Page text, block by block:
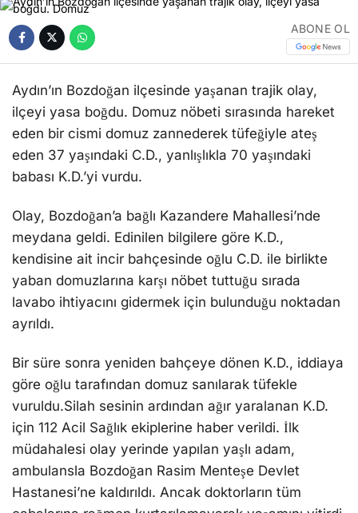
ABONE OL
Aydın’ın Bozdoğan ilçesinde yaşanan trajik olay,
ilçeyi yasa boğdu. Domuz nöbeti sırasında hareket
eden bir cismi domuz zannederek tüfeğiyle ateş
eden 37 yaşındaki C.D., yanlışlıkla 70 yaşındaki
babası K.D.’yi vurdu.
Olay, Bozdoğan’a bağlı Kazandere Mahallesi’nde
meydana geldi. Edinilen bilgilere göre K.D.,
kendisine ait incir bahçesinde oğlu C.D. ile birlikte
yaban domuzlarına karşı nöbet tuttuğu sırada
lavabo ihtiyacını gidermek için bulunduğu noktadan
ayrıldı.
Bir süre sonra yeniden bahçeye dönen K.D., iddiaya
göre oğlu tarafından domuz sanılarak tüfekle
vuruldu.Silah sesinin ardından ağır yaralanan K.D.
için 112 Acil Sağlık ekiplerine haber verildi. İlk
müdahalesi olay yerinde yapılan yaşlı adam,
ambulansla Bozdoğan Rasim Menteşe Devlet
Hastanesi’ne kaldırıldı. Ancak doktorların tüm